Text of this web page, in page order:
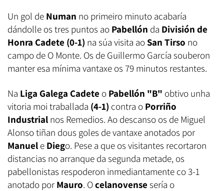
Un gol de Numan no primeiro minuto acabaría
dándolle os tres puntos ao Pabellón da División de
Honra Cadete (0-1) na súa visita aoSan Tirso no
campo de O Monte. Os de Guillermo García souberon
manter esa mínima vantaxe os 79 minutos restantes.
Na Liga Galega Cadete o Pabellón "B" obtivo unha
vitoria moi traballada (4-1) contra o Porriño
Industrial nos Remedios. Ao descanso os de Miguel
Alonso tiñan dous goles de vantaxe anotados por
Manuel e Diego. Pese a que os visitantes recortaron
distancias no arranque da segunda metade, os
pabellonistas respoderon inmediantamente co 3-1
anotado por Mauro. Ocelanovense sería o